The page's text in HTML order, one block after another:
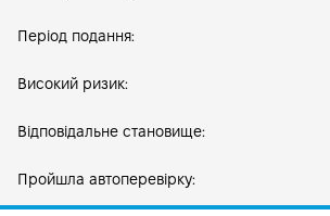
Період подання:
Високий ризик:
Відповідальне становище:
Пройшла автоперевірку: